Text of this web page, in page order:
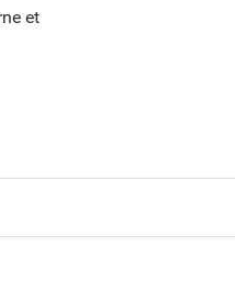
et